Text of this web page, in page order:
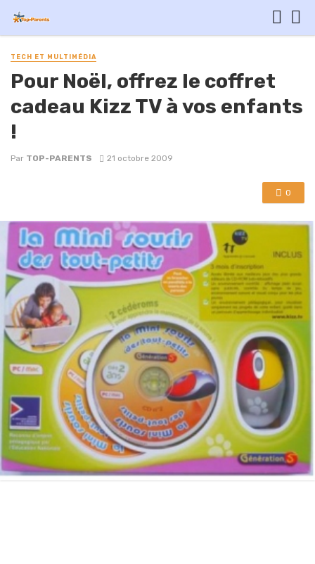
TECH ET MULTIMÉDIA
Pour Noël, offrez le coffret
cadeau Kizz TV à vos enfants
!
Par TOP-PARENTS 21 octobre 2009
0